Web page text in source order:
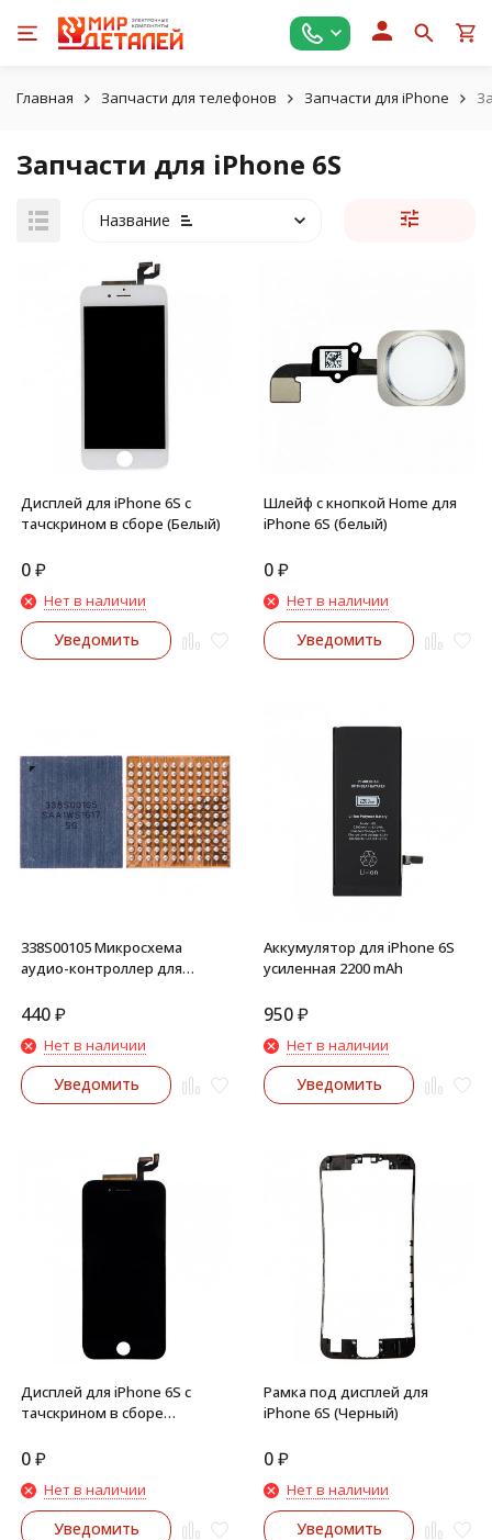
Главная Запчасти для телефонов Запчасти для iPhone
Запчасти для iPhone 6S
Название
Дисплей для iPhone 6S с
тачскрином в сборе (Белый)
0₽
Нет в наличии
Уведомить
Шлейф с кнопкой Home для
iPhone 6S (белый)
0₽
Нет в наличии
Уведомить
338S00105 Микросхема
аудио-контроллер для
440₽
Нет в наличии
Уведомить
Аккумулятор для iPhone 6S
усиленная 2200 mAh
950₽
Нет в наличии
Уведомить
Дисплей для iPhone 6S с
тачскрином в сборе
0₽
Нет в наличии
Уведомить
Рамка под дисплей для
iPhone 6S (Черный)
0₽
Нет в наличии
Уведомить